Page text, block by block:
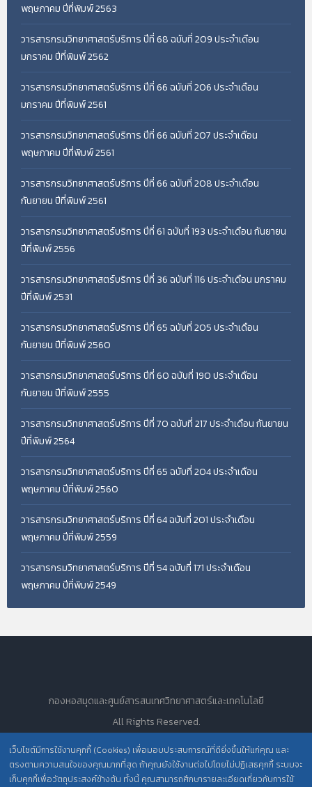
พฤษภาคม ปีที่พิมพ์ 2563
วารสารกรมวิทยาศาสตร์บริการ ปีที่ 68 ฉบับที่ 209 ประจำเดือน
มกราคม ปีที่พิมพ์ 2562
วารสารกรมวิทยาศาสตร์บริการ ปีที่ 66 ฉบับที่ 206 ประจำเดือน
มกราคม ปีที่พิมพ์ 2561
วารสารกรมวิทยาศาสตร์บริการ ปีที่ 66 ฉบับที่ 207 ประจำเดือน
พฤษภาคม ปีที่พิมพ์ 2561
วารสารกรมวิทยาศาสตร์บริการ ปีที่ 66 ฉบับที่ 208 ประจำเดือน
กันยายน ปีที่พิมพ์ 2561
วารสารกรมวิทยาศาสตร์บริการ ปีที่ 61 ฉบับที่ 193 ประจำเดือน กันยายน
ปีที่พิมพ์ 2556
วารสารกรมวิทยาศาสตร์บริการ ปีที่ 36 ฉบับที่ 116 ประจำเดือน มกราคม
ปีที่พิมพ์ 2531
วารสารกรมวิทยาศาสตร์บริการ ปีที่ 65 ฉบับที่ 205 ประจำเดือน
กันยายน ปีที่พิมพ์ 2560
วารสารกรมวิทยาศาสตร์บริการ ปีที่ 60 ฉบับที่ 190 ประจำเดือน
กันยายน ปีที่พิมพ์ 2555
วารสารกรมวิทยาศาสตร์บริการ ปีที่ 70 ฉบับที่ 217 ประจำเดือน กันยายน
ปีที่พิมพ์ 2564
วารสารกรมวิทยาศาสตร์บริการ ปีที่ 65 ฉบับที่ 204 ประจำเดือน
พฤษภาคม ปีที่พิมพ์ 2560
วารสารกรมวิทยาศาสตร์บริการ ปีที่ 64 ฉบับที่ 201 ประจำเดือน
พฤษภาคม ปีที่พิมพ์ 2559
วารสารกรมวิทยาศาสตร์บริการ ปีที่ 54 ฉบับที่ 171 ประจำเดือน
พฤษภาคม ปีที่พิมพ์ 2549
เว็บไซต์มีการใช้งานคุกกี้ (Cookies) เพื่อมอบประสบการณ์ที่ดียิ่งขึ้นให้แก่คุณ และ
ตรงตามความสนใจของคุณมากที่สุด ถ้าคุณยังใช้งานต่อไปโดยไม่ปฏิเสธคุกกี้ ระบบจะ
เก็บคุกกี้เพื่อวัตถุประสงค์ข้างต้น ทั้งนี้ คุณสามารถศึกษารายละเอียดเกี่ยวกับการใช้
กองหอสมุดและศูนย์สารสนเทศวิทยาศาสตร์และเทคโนโลยี
All Rights Reserved.
นโยบายการคุ้มครองข้อมูลส่วนบุคคล วศ. /